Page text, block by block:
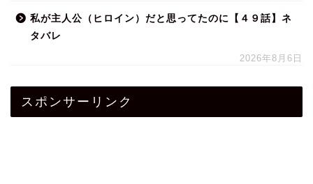
私が主人公（ヒロイン）だと思ってたのに【４９話】ネ
タバレ
2026年8月6日
スポンサーリンク